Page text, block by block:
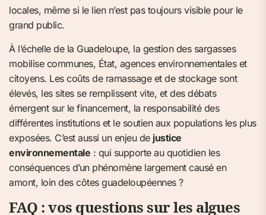
locales, même si le lien n’est pas toujours visible pour le
grand public.
À l’échelle de la Guadeloupe, la gestion des sargasses
mobilise communes, État, agences environnementales et
citoyens. Les coûts de ramassage et de stockage sont
élevés, les sites se remplissent vite, et des débats
émergent sur le financement, la responsabilité des
différentes institutions et le soutien aux populations les plus
exposées. C’est aussi un enjeu de justice
environnementale : qui supporte au quotidien les
conséquences d’un phénomène largement causé en
amont, loin des côtes guadeloupéennes ?
FAQ : vos questions sur les algues